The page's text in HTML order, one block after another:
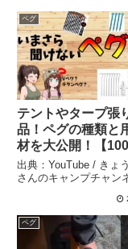
– 商品レビュー
ペグ
テントやタープ張
品！ペグの種類と
材を大公開！【
ンプ道具】 – きょ
えさんのキャンプ
出典：YouTube / きょ
さんのキャンプチャン
ペグ